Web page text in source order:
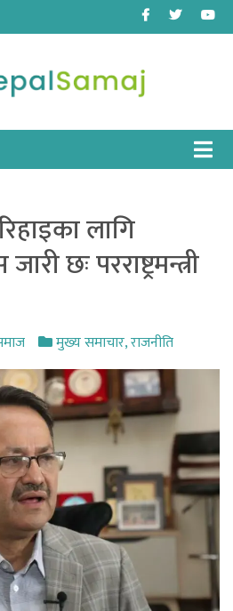
Facebook
Twitter
लागि
छः परराष्ट्रमन्त्री
मुख्य समाचार,राजनीति